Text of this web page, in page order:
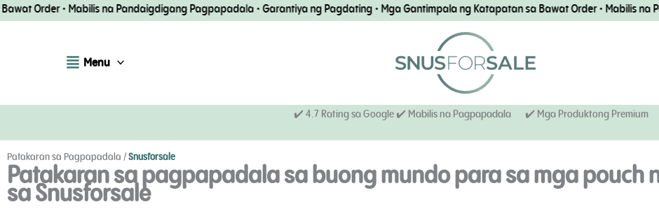
Laktawan
Order • Mabilis na Pandaigdigang Pagpapadala • Garantiya ng Pagdating • Mga Gantimpala ng Katapatan sa Bawat Order • Mabilis na
Menu
✔️ 4.7 Rating sa Google ✔️ Mabilis na Pagpapadala ✔️ Mga Produktong Premium
Patakaran sa Pagpapadala /Snusforsale
Patakaran sa pagpapadala sa buong mundo para sa mga pouch
sa Snusforsale